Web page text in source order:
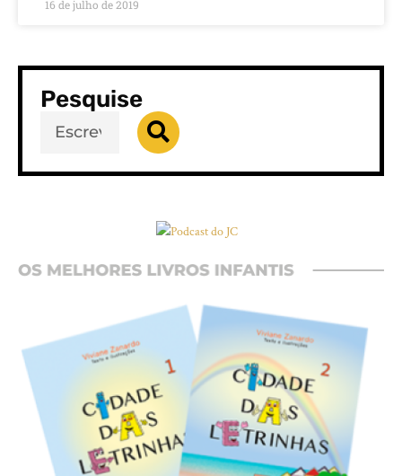
16 de julho de 2019
Pesquise